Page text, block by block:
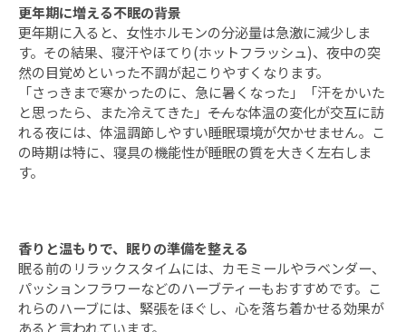
更年期に増える不眠の背景
更年期に入ると、女性ホルモンの分泌量は急激に減少しま
す。その結果、寝汗やほてり(ホットフラッシュ)、夜中の突
然の目覚めといった不調が起こりやすくなります。
「さっきまで寒かったのに、急に暑くなった」「汗をかいた
と思ったら、また冷えてきた」――そんな体温の変化が交互に訪
れる夜には、体温調節しやすい睡眠環境が欠かせません。こ
の時期は特に、寝具の機能性が睡眠の質を大きく左右しま
す。
香りと温もりで、眠りの準備を整える
眠る前のリラックスタイムには、カモミールやラベンダー、
パッションフラワーなどのハーブティーもおすすめです。こ
れらのハーブには、緊張をほぐし、心を落ち着かせる効果が
あると言われています。